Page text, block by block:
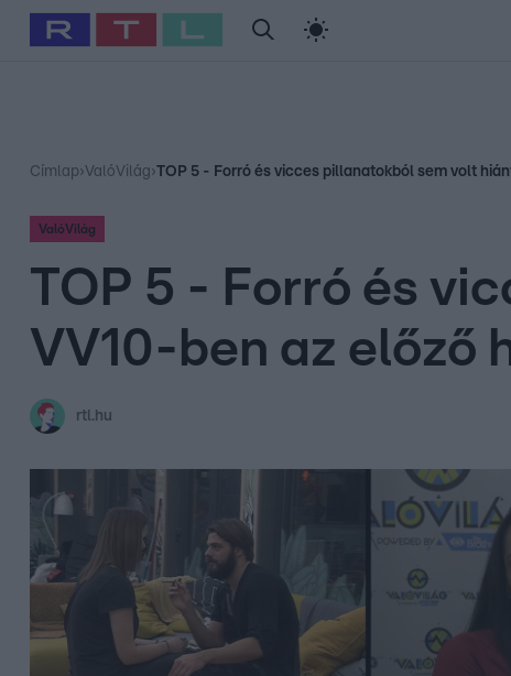
Babits Marcella Szellő István Most Wanted
Címlap›ValóVilág›TOP 5 - Forró és vicces pillanatokból sem volt
ValóVilág
TOP 5 - Forró és
VV10-ben az előző
rtl.hu